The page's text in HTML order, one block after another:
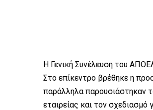
Η Γενική Συνέλευση του
Στο επίκεντρο βρέθηκε η
παράλληλα παρουσιάστηκαν
εταιρείας και τον σχεδιασμό